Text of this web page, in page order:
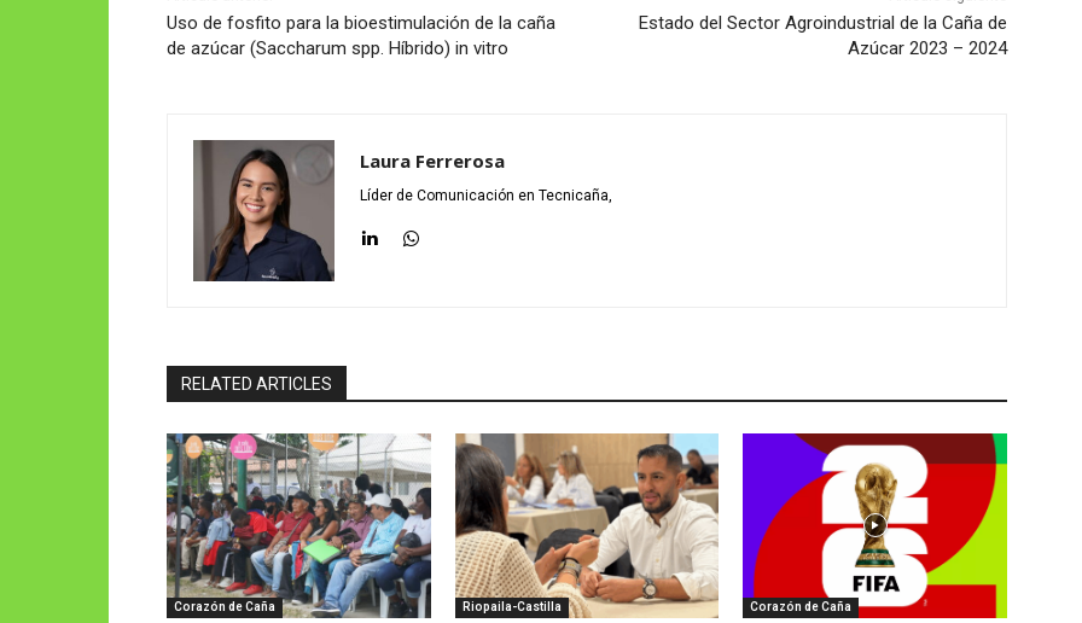
Uso de fosfito para la bioestimulación de la caña
de azúcar (Saccharum spp. Híbrido) in vitro
Estado del Sector Agroindustrial de la Caña de
Azúcar 2023 – 2024
Laura Ferrerosa
Líder de Comunicación en Tecnicaña,
RELATED ARTICLES
Corazón de Caña Riopaila-Castilla Corazón de Caña